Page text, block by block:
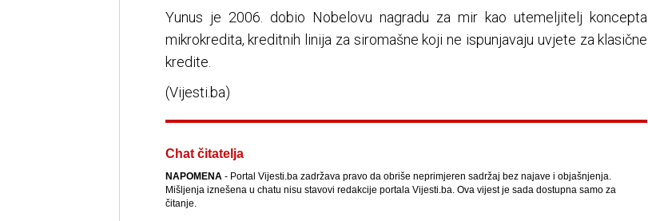
Yunus je 2006. dobio Nobelovu nagradu za mir kao utemeljitelj koncepta
mikrokredita, kreditnih linija za siromašne koji ne ispunjavaju uvjete za klasične
kredite.
(Vijesti.ba)
Chat čitatelja
NAPOMENA- Portal Vijesti.ba zadržava pravo da obriše neprimjeren sadržaj bez najave i objašnjenja.
Mišljenja iznešena u chatu nisu stavovi redakcije portala Vijesti.ba. Ova vijest je sada dostupna samo za
čitanje.